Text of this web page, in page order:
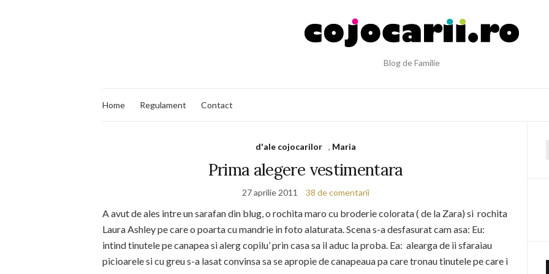
Blog de Familie
Home Regulament Contact
d'ale cojocarilor , Maria
Prima alegere vestimentara
27 aprilie 2011 38 de comentarii
A avut de ales intre un sarafan din blug, o rochita maro cu broderie colorata ( de la Zara) si rochita
Laura Ashley pe care o poarta cu mandrie in foto alaturata. Scena s-a desfasurat cam asa: Eu:
intind tinutele pe canapea si alerg copilu’ prin casa sa il aduc la proba. Ea: alearga de ii sfaraiau
picioarele si cu greu s-a lasat convinsa sa se apropie de canapeaua pa care tronau tinutele pe care i